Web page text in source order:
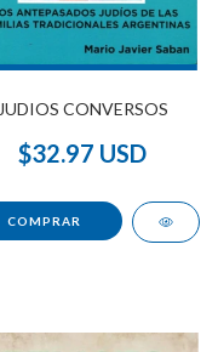
JUDIOS CONVERSOS
$32.97 USD